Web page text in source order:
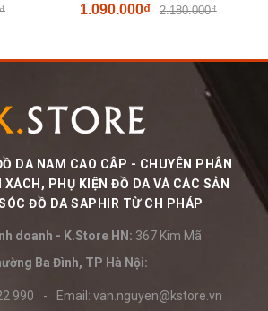
1.090.000₫ 2.180.000₫
DA NAM CAO CÂP - CHUYÊN PHÂN
XÁCH, PHỤ KIỆN ĐỒ DA VÀ CÁC SẢN
ĐỒ DA SAPHIR TỪ CH PHÁP
doanh - K.Store HN: 367 Kim Mã
Ba Đình, TP Hà Nội:
990 - Email: van.nguyen@kstore.vn